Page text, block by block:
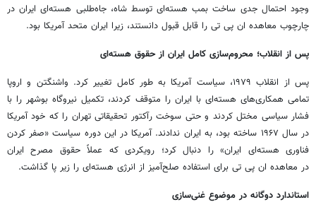
وجود احتمال جدی ساخت بمب هسته‌ای توسط شاه، جاه‌طلبی هسته‌ای ایران در
چارچوب معاهده ان پی تی را قابل قبول دانستند، زیرا ایران متحد آمریکا بود.
پس از انقلاب؛ محروم‌سازی کامل ایران از حقوق هسته‌ای
پس از انقلاب ۱۹۷۹، سیاست آمریکا به طور کامل تغییر کرد. واشنگتن و اروپا
تمامی همکاری‌های هسته‌ای با ایران را متوقف کردند، تکمیل نیروگاه بوشهر را با
فشار سیاسی مختل کردند و حتی سوخت رآکتور تحقیقاتی تهران را که خود آمریکا
در سال ۱۹۶۷ ساخته بود، به ایران ندادند. آمریکا در این دوره سیاست «صفر کردن
فناوری هسته‌ای ایران» را دنبال کرد؛ رویکردی که عملاً حقوق مصرح ایران
در معاهده ان پی تی برای استفاده صلح‌آمیز از انرژی هسته‌ای را زیر پا گذاشت.
استاندارد دوگانه در موضوع غنی‌سازی